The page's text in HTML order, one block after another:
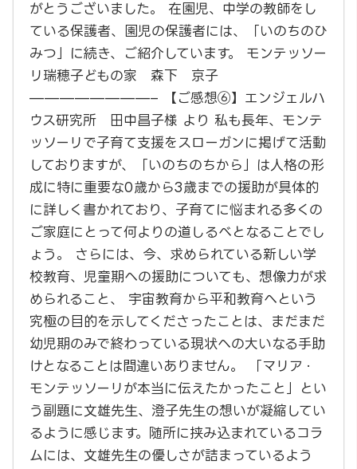
がとうございました。 在園児、中学の教師をし
ている保護者、園児の保護者には、「いのちのひ
みつ」に続き、ご紹介しています。 モンテッソー
リ瑞穂子どもの家 森下 京子
————————– 【ご感想⑥】エンジェルハ
ウス研究所 田中昌子様 より 私も長年、モンテ
ッソーリで子育て支援をスローガンに掲げて活動
しておりますが、「いのちのちから」は人格の形
成に特に重要な0歳から3歳までの援助が具体的
に詳しく書かれており、子育てに悩まれる多くの
ご家庭にとって何よりの道しるべとなることでし
ょう。 さらには、今、求められている新しい学
校教育、児童期への援助についても、想像力が求
められること、 宇宙教育から平和教育へという
究極の目的を示してくださったことは、まだまだ
幼児期のみで終わっている現状への大いなる手助
けとなることは間違いありません。 「マリア・
モンテッソーリが本当に伝えたかったこと」とい
う副題に文雄先生、澄子先生の想いが凝縮してい
るように感じます。随所に挟み込まれているコラ
ムには、文雄先生の優しさが詰まっているよう